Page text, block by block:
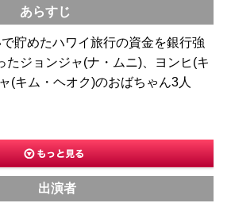
あらすじ
貯めたハワイ旅行の資金を銀行強
たジョンジャ(ナ・ムニ)、ヨンヒ(キ
(キム・ヘオク)のおばちゃん3人
出演者